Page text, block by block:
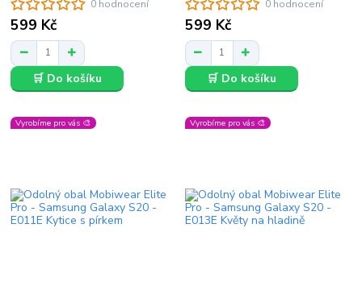
0 hodnocení
599 Kč
🛒 Do košíku
0 hodnocení
599 Kč
🛒 Do košíku
Vyrobíme pro vás 🎨 Vyrobíme pro vás 🎨